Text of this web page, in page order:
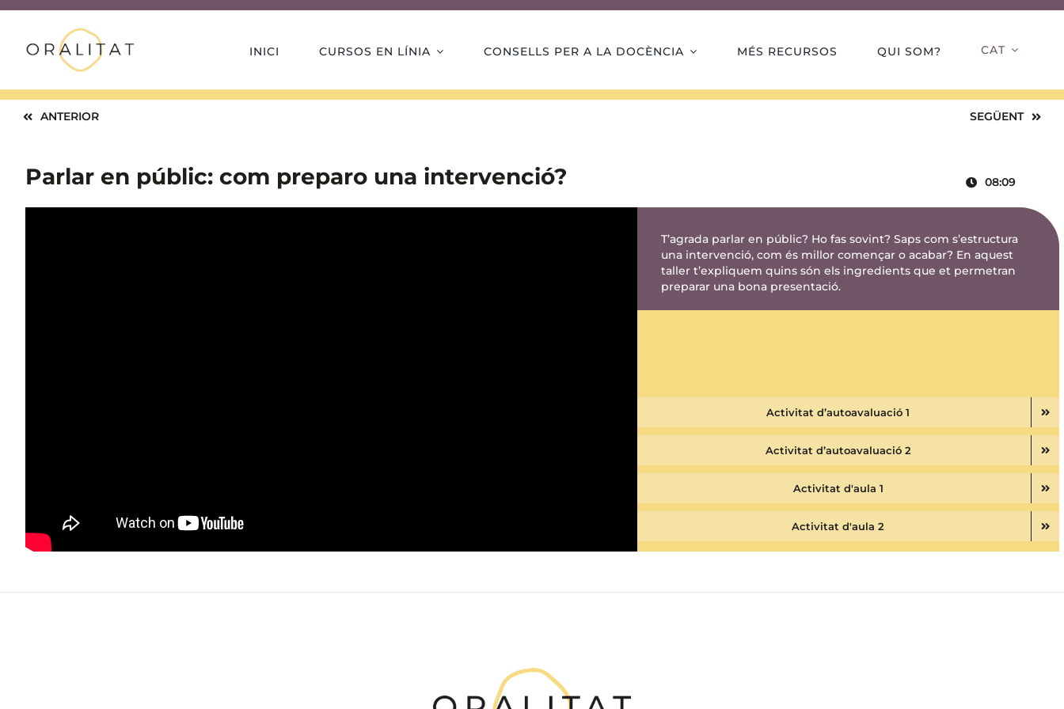
Skip
INICI
CURSOS EN LÍNIA CONSELLS PER A LA DOCÈNCIA MÉS RECURSOS QUI SOM? CAT
ANTERIOR SEGÜENT
Parlar en públic: com preparo una intervenció? 08:09
T’agrada parlar en públic? Ho fas sovint? Saps com s’estructura
una intervenció, com és millor començar o acabar? En aquest
taller t’expliquem quins són els ingredients que et permetran
preparar una bona presentació.
Activitat d’autoavaluació 1
Activitat d’autoavaluació 2
Activitat d'aula 1
Activitat d'aula 2